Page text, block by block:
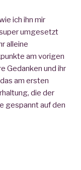
ich ihn mir
umgesetzt
alleine
am vorigen
Gedanken und ihr
am ersten
die der
gespannt auf den